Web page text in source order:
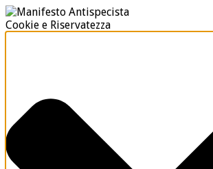
Cookie e Riservatezza